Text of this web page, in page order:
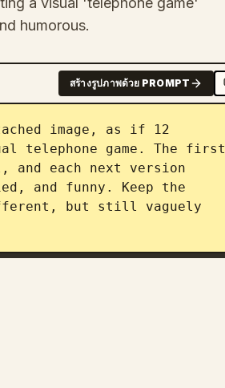
humorous.
สร้างรูปภาพด้วย PROMPT
image, as if 12
telephone game. The first
and each next version
and funny. Keep the
but still vaguely